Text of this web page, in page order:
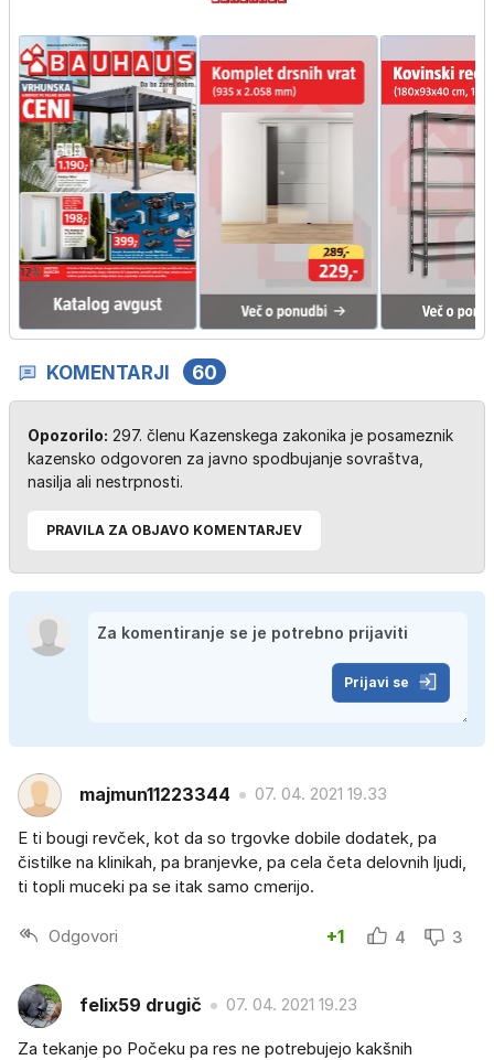
KOMENTARJI 60
Opozorilo: 297. členu Kazenskega zakonika je posameznik
kazensko odgovoren za javno spodbujanje sovraštva,
nasilja ali nestrpnosti.
PRAVILA ZA OBJAVO KOMENTARJEV
Prijavi se
majmun11223344 07. 04. 2021 19.33
E ti bougi revček, kot da so trgovke dobile dodatek, pa
čistilke na klinikah, pa branjevke, pa cela četa delovnih ljudi,
ti topli muceki pa se itak samo cmerijo.
Odgovori +1 4 3
felix59 drugič 07. 04. 2021 19.23
Za tekanje po Počeku pa res ne potrebujejo kakšnih